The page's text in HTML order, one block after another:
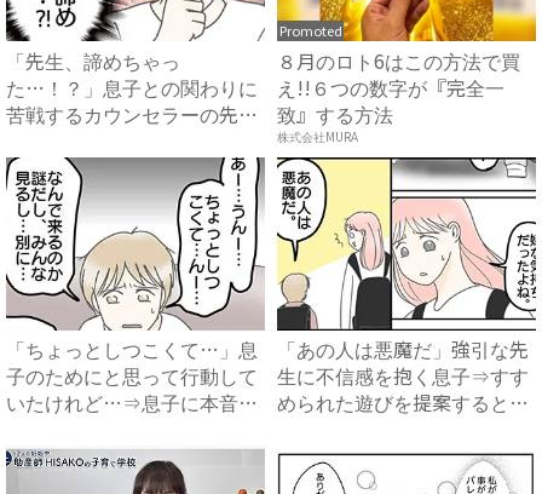
「先生、諦めちゃっ
た…！？」息子との関わりに
苦戦するカウンセラーの先生
Promoted
８月のロト6はこの方法で買
え!!６つの数字が『完全一
致』する方法
株式会社MURA
「ちょっとしつこくて…」息
子のためにと思って行動して
いたけれど…⇒息子に本音を
「あの人は悪魔だ」強引な先
生に不信感を抱く息子⇒すす
められた遊びを提案すると、